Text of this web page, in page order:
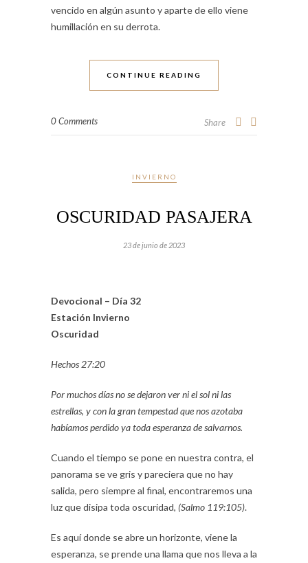
vencido en algún asunto y aparte de ello viene
humillación en su derrota.
CONTINUE READING
0 Comments Share
INVIERNO
OSCURIDAD PASAJERA
23 de junio de 2023
Devocional – Día 32
Estación Invierno
Oscuridad
Hechos 27:20
Por muchos días no se dejaron ver ni el sol ni las
estrellas, y con la gran tempestad que nos azotaba
habíamos perdido ya toda esperanza de salvarnos.
Cuando el tiempo se pone en nuestra contra, el
panorama se ve gris y pareciera que no hay
salida, pero siempre al final, encontraremos una
luz que disipa toda oscuridad, (Salmo 119:105).
Es aquí donde se abre un horizonte, viene la
esperanza, se prende una llama que nos lleva a la